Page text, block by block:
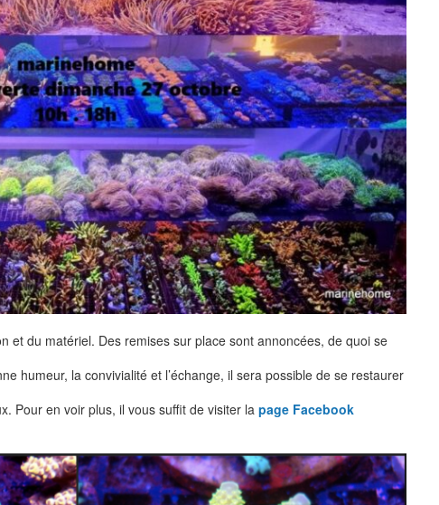
et du matériel. Des remises sur place sont annoncées, de quoi se
humeur, la convivialité et l’échange, il sera possible de se restaurer
Pour en voir plus, il vous suffit de visiter la page Facebook